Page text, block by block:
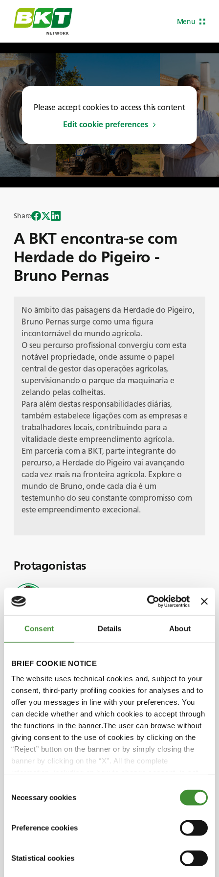
Consent Details About
BRIEF COOKIE NOTICE
The website uses technical cookies and, subject to your
consent, third-party profiling cookies for analyses and to
offer you messages in line with your preferences. You
can decide whether and which cookies to accept through
the functions in the banner.The user can browse without
giving consent to the use of cookies by clicking on the
“Reject” button on the banner or by simply closing the
banner by clicking on the “X”. All the complete
Selection
Necessary cookies
Preference cookies
Statistical cookies
Menu
Please accept cookies to access this content
Edit cookie preferences
A BKT encontra-se com
Herdade do Pigeiro -
Bruno Pernas
Share
No âmbito das paisagens da Herdade do Pigeiro,
Bruno Pernas surge como uma figura
incontornável do mundo agrícola.
O seu percurso profissional convergiu com esta
notável propriedade, onde assume o papel
central de gestor das operações agrícolas,
supervisionando o parque da maquinaria e
zelando pelas colheitas.
Para além destas responsabilidades diárias,
também estabelece ligações com as empresas e
trabalhadores locais, contribuindo para a
vitalidade deste empreendimento agrícola.
Em parceria com a BKT, parte integrante do
percurso, a Herdade do Pigeiro vai avançando
cada vez mais na fronteira agrícola. Explore o
mundo de Bruno, onde cada dia é um
testemunho do seu constante compromisso com
este empreendimento excecional.
Protagonistas
Bruno Pernas
Sabias?
A Herdade do Pigeiro foi pioneira em sistemas
de irrigação inovadores, cobrindo cerca de
30% da sua área agrícola com tecnologia de
ponta. Estes sistemas de ponta utilizam uma
gestão precisa da água, tirando partido de
sensores e controlos automatizados a fim de
otimizar a utilização dos recursos.
papel fundamental na comunidade na época
generoso apoio da empresa estendeu-se a
outras áreas para além dos seus campos, uma